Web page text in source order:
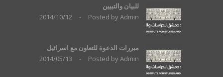
للبيان والتبيين
Posted byAdmin
-
2014/10/12
مبررات الدعوة للتعاون مع اسرائيل
Posted byAdmin
-
2014/05/13